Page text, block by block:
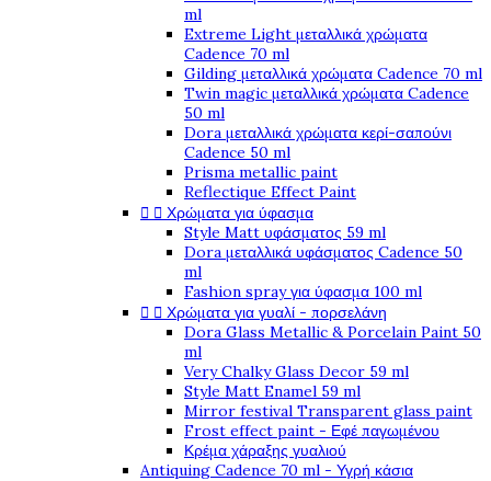
ml
Extreme Light μεταλλικά χρώματα
Cadence 70 ml
Gilding μεταλλικά χρώματα Cadence 70 ml
Twin magic μεταλλικά χρώματα Cadence
50 ml
Dora μεταλλικά χρώματα κερί-σαπούνι
Cadence 50 ml
Prisma metallic paint
Reflectique Effect Paint
  Χρώματα για ύφασμα
Style Matt υφάσματος 59 ml
Dora μεταλλικά υφάσματος Cadence 50
ml
Fashion spray για ύφασμα 100 ml
  Χρώματα για γυαλί - πορσελάνη
Dora Glass Metallic & Porcelain Paint 50
ml
Very Chalky Glass Decor 59 ml
Style Matt Enamel 59 ml
Mirror festival Transparent glass paint
Frost effect paint - Εφέ παγωμένου
Κρέμα χάραξης γυαλιού
Antiquing Cadence 70 ml - Υγρή κάσια